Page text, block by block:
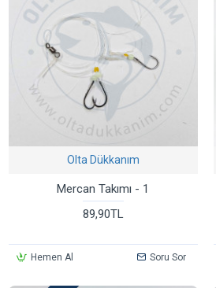
Olta Dükkanım
Mercan Takımı - 1
89,90TL
Hemen Al Soru Sor